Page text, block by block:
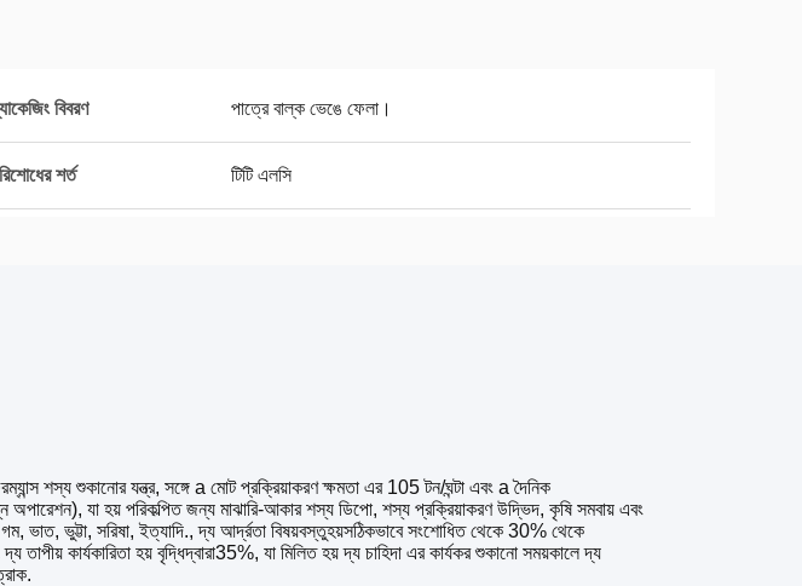
বিবরণ পাত্রে বাল্ক ভেঙে ফেলা।
শর্ত টিটি এলসি
শস্য শুকানোর যন্ত্র, সঙ্গে a মোট প্রক্রিয়াকরণ ক্ষমতা এর 105 টন/ঘন্টা এবং a দৈনিক
অপারেশন), যা হয় পরিকল্পিত জন্য মাঝারি-আকার শস্য ডিপো, শস্য প্রক্রিয়াকরণ উদ্ভিদ, কৃষি সমবায় এবং
গম, ভাত, ভুট্টা, সরিষা, ইত্যাদি., দ্য আর্দ্রতা বিষয়বস্তুহয়সঠিকভাবে সংশোধিত থেকে 30% থেকে
দ্য তাপীয় কার্যকারিতা হয় বৃদ্ধিদ্বারা35%, যা মিলিত হয় দ্য চাহিদা এর কার্যকর শুকানো সময়কালে দ্য
.